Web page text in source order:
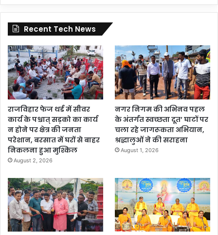
Recent Tech News
राजविहार फेज थर्ड में सीवर
कार्य के पश्चात् सड़को का कार्य
न होने पर क्षेत्र की जनता
परेशान, बरसात में घरों से बाहर
निकलना हुआ मुश्किल
August 2, 2026
नगर निगम की अभिनव पहल
के अंतर्गत स्वच्छता दूत’ घाटों पर
चला रहे जागरूकता अभियान,
श्रद्धालुओं ने की सराहना
August 1, 2026